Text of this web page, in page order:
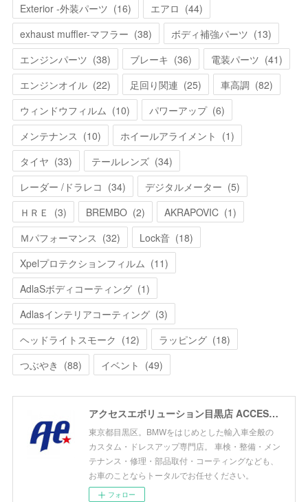
Exterior -外装パーツ (16) エアロ (44)
exhaust muffler-マフラー (38) ボディ補強パーツ (13)
エンジンパーツ (38) ブレーキ (36) 電装パーツ (41)
エンジンオイル (22) 足回り関連 (25) 車高調 (82)
ウィンドウフィルム (10) パワーアップ (6)
メンテナンス (10) ホイールアライメント (1)
タイヤ (33) テールレンズ (34)
レーダー /ドラレコ (34) デジタルメーター (5)
ＨＲＥ
(3) BREMBO (2) AKRAPOVIC (1)
Ｍパフォーマンス (32) Lock音 (18)
Xpelプロテクションフィルム (11)
AdlaSボディコーティング (1)
Adlasインテリアコーティング (3)
ヘッドライトスモーク (12) ラッピング (18)
つぶやき (88) イベント (49)
アクセスエボリューション目黒店 ACCESS EVOLUTION MEGURO
東京都目黒区。BMWをはじめとした輸入車全般の
カスタム・ドレスアップ専門店。 車検・整備・メン
テナンス・修理・部品取付・コーティングなども、
お車のことならトータルでお任せください。
フォロー